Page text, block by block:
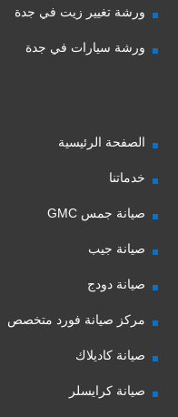
ورشة تغيير زيت في جدة
ورشة سيارات في جدة
الصفحة الرئيسية
خدماتنا
صيانة جمس GMC
صيانة جيب
صيانة دودج
مركز صيانة فورد متخصص
صيانة كاديلاك
صيانة كرايسلر